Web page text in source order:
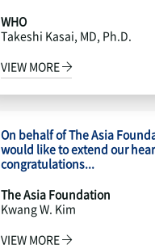
WHO
Takeshi Kasai, MD, Ph.D.
VIEW MORE
On behalf of The Asia
would like to extend our
congratulations...
The Asia Foundation
Kwang W. Kim
VIEW MORE